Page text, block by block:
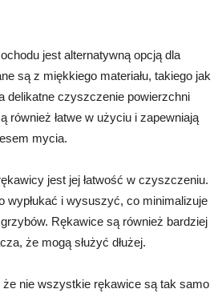
jest alternatywną opcją dla
są z miękkiego materiału, takiego jak
delikatne czyszczenie powierzchni
również łatwe w użyciu i zapewniają
mycia.
jest jej łatwość w czyszczeniu.
wypłukać i wysuszyć, co minimalizuje
Rękawice są również bardziej
że mogą służyć dłużej.
nie wszystkie rękawice są tak samo